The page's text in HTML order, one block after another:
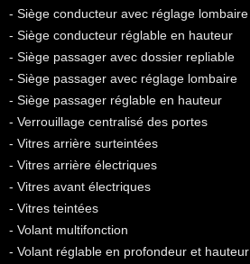
- Siège conducteur avec réglage lombaire
- Siège conducteur réglable en hauteur
- Siège passager avec dossier repliable
- Siège passager avec réglage lombaire
- Siège passager réglable en hauteur
- Verrouillage centralisé des portes
- Vitres arrière surteintées
- Vitres arrière électriques
- Vitres avant électriques
- Vitres teintées
- Volant multifonction
- Volant réglable en profondeur et hauteur